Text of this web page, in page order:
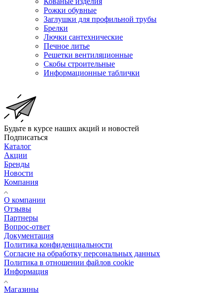
Рожки обувные
Заглушки для профильной трубы
Брелки
Лючки сантехнические
Печное литье
Решетки вентиляционные
Скобы строительные
Информационные таблички
Будьте в курсе наших акций и новостей
Подписаться
Каталог
Акции
Бренды
Новости
Компания
О компании
Отзывы
Партнеры
Вопрос-ответ
Документация
Политика конфиденциальности
Согласие на обработку персональных данных
Политика в отношении файлов cookie
Информация
Магазины